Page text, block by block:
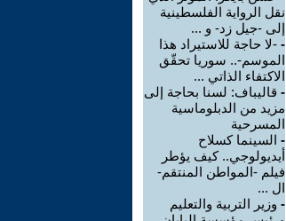
نقل الرواية الفلسطينية
إلى -جيل زد- و ...
- -لا حاجة للاستيراد هذا
الموسم-.. سوريا تحقّق
الاكتفاء الذاتي ...
- قاليباف: لسنا بحاجة إلى
مزيد من الدبلوماسية
المسرحية
- السينما كسلاح
أيديولوجي.. كيف يؤطر
فيلم -المواطن المنتقم-
ال ...
- وزير التربية والتعليم